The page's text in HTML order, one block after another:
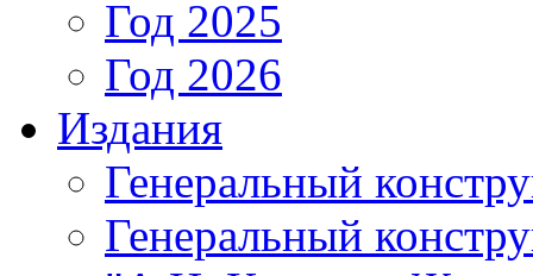
Год 2025
Год 2026
Издания
Генеральный
Генеральный